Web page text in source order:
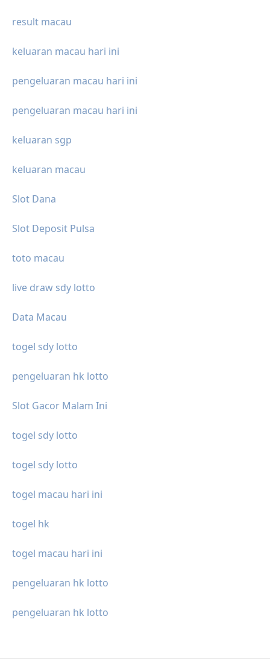
result macau
keluaran macau hari ini
pengeluaran macau hari ini
pengeluaran macau hari ini
keluaran sgp
keluaran macau
Slot Dana
Slot Deposit Pulsa
toto macau
live draw sdy lotto
Data Macau
togel sdy lotto
pengeluaran hk lotto
Slot Gacor Malam Ini
togel sdy lotto
togel sdy lotto
togel macau hari ini
togel hk
togel macau hari ini
pengeluaran hk lotto
pengeluaran hk lotto